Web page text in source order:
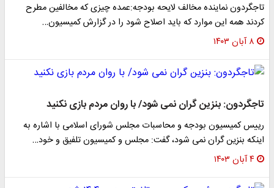
تاجگردون نماینده مخالف لایحه بودجه:عمده چیزی که مخالفین مطرح
کردند همه این موارد که باید اصلاح شود را در گزارش کمیسیون…
۸ آبان ۱۴۰۳
تاجگردون: بنزین گران نمی شود/ با روان مردم بازی نکنید
رییس کمیسیون بودجه و محاسبات مجلس شورای اسلامی با اشاره به
اینکه بنزین گران نمی شود، گفت: مجلس و کمیسیون تلفیق و خود…
۴ آبان ۱۴۰۳